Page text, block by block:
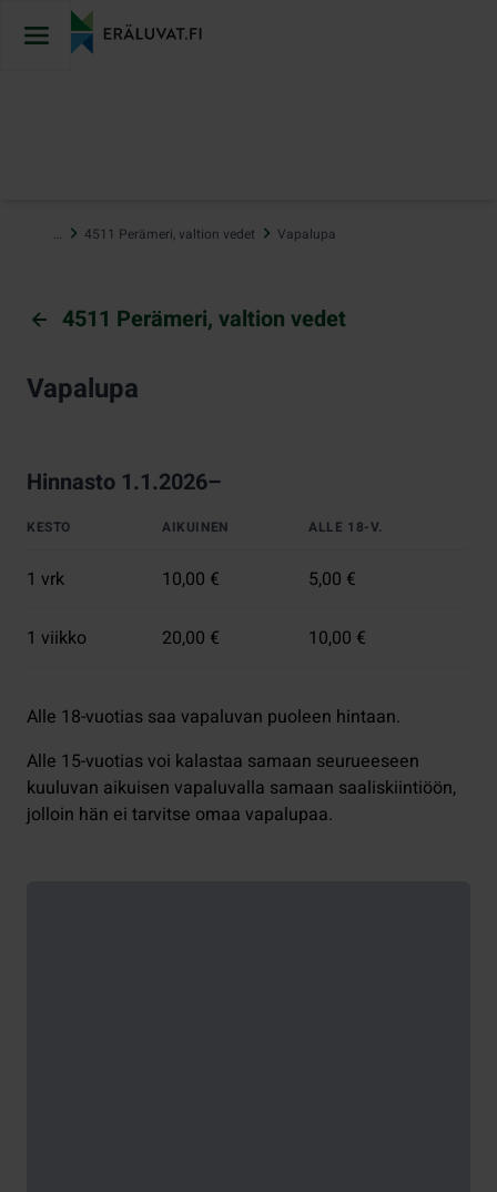
sisältöön
… 4511 Perämeri, valtion vedet Vapalupa
4511 Perämeri, valtion vedet
Vapalupa
Hinnasto 1.1.2026–
KESTO AIKUINEN ALLE 18-V.
1 vrk 10,00 € 5,00 €
1 viikko 20,00 € 10,00 €
Alle 18-vuotias saa vapaluvan puoleen hintaan.
Alle 15-vuotias voi kalastaa samaan seurueeseen
kuuluvan aikuisen vapaluvalla samaan saaliskiintiöön,
jolloin hän ei tarvitse omaa vapalupaa.